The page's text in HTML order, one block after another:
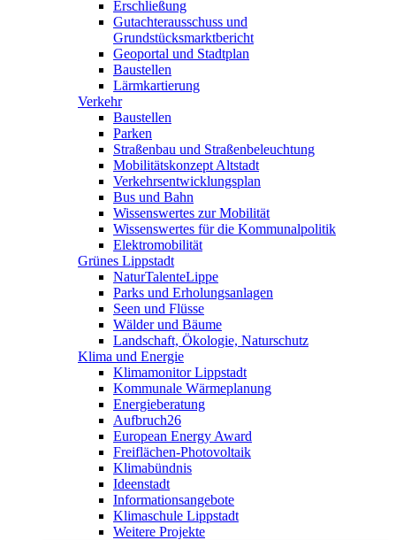
Erschließung
Gutachterausschuss und
Grundstücksmarktbericht
Geoportal und Stadtplan
Baustellen
Lärmkartierung
Verkehr
Baustellen
Parken
Straßenbau und Straßenbeleuchtung
Mobilitätskonzept Altstadt
Verkehrsentwicklungsplan
Bus und Bahn
Wissenswertes zur Mobilität
Wissenswertes für die Kommunalpolitik
Elektromobilität
Grünes Lippstadt
NaturTalenteLippe
Parks und Erholungsanlagen
Seen und Flüsse
Wälder und Bäume
Landschaft, Ökologie, Naturschutz
Klima und Energie
Klimamonitor Lippstadt
Kommunale Wärmeplanung
Energieberatung
Aufbruch26
European Energy Award
Freiflächen-Photovoltaik
Klimabündnis
Ideenstadt
Informationsangebote
Klimaschule Lippstadt
Weitere Projekte